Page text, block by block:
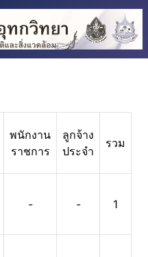
พนักงาน
ราชการ
ลูกจ้าง
ประจำ
รวม
- - 1